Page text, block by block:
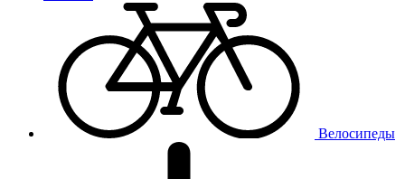
Велосипеды